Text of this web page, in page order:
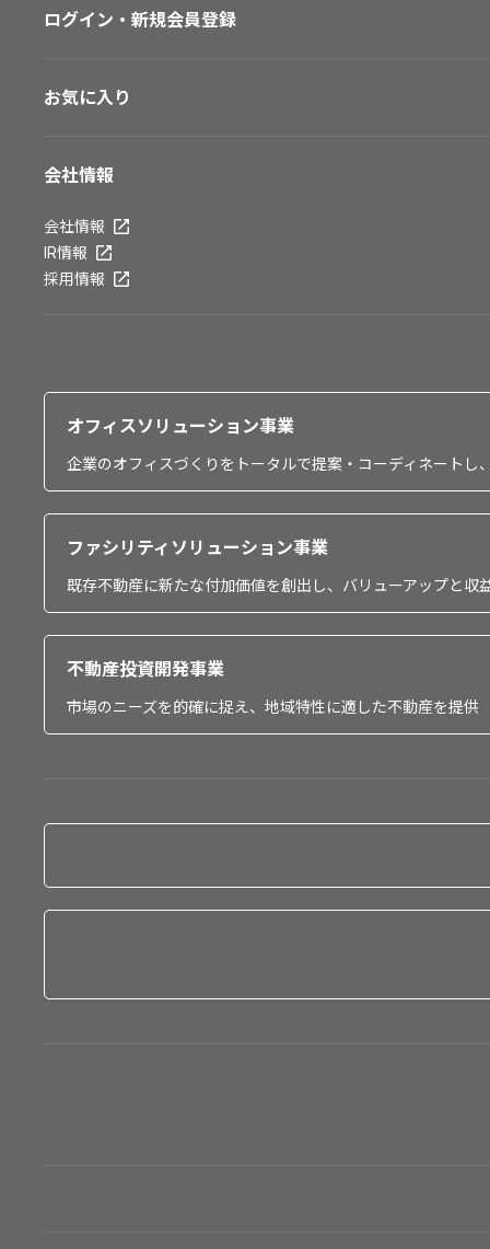
ログイン・新規会員登録
お気に入り
会社情報
会社情報
IR情報
採用情報
オフィスソリューション事業
企業のオフィスづくりをトータルで提案・コーディネート
ファシリティソリューション事業
既存不動産に新たな付加価値を創出し、バリューアップと収
不動産投資開発事業
市場のニーズを的確に捉え、地域特性に適した不動産を提供